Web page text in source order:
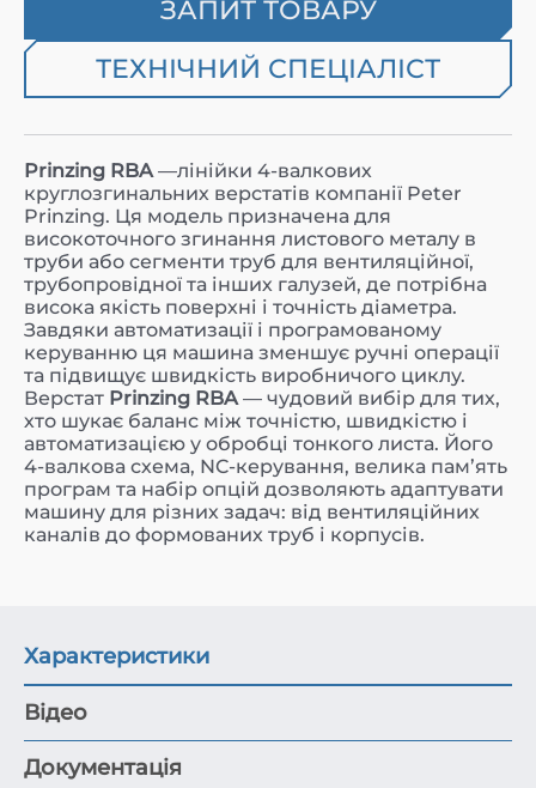
ЗАПИТ ТОВАРУ
ТЕХНІЧНИЙ СПЕЦІАЛІСТ
Prinzing RBA—лінійки 4-валкових
круглозгинальних верстатів компанії Peter
Prinzing. Ця модель призначена для
високоточного згинання листового металу в
труби або сегменти труб для вентиляційної,
трубопровідної та інших галузей, де потрібна
висока якість поверхні і точність діаметра.
Завдяки автоматизації і програмованому
керуванню ця машина зменшує ручні операції
та підвищує швидкість виробничого циклу.
Верстат Prinzing RBA— чудовий вибір для тих,
хто шукає баланс між точністю, швидкістю і
автоматизацією у обробці тонкого листа. Його
4-валкова схема, NC-керування, велика пам’ять
програм та набір опцій дозволяють адаптувати
машину для різних задач: від вентиляційних
каналів до формованих труб і корпусів.
Характеристики
Відео
Документація